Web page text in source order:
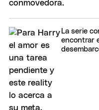
La serie
encontrar